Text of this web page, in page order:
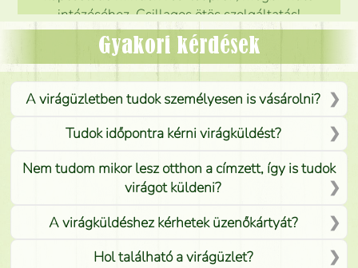
intézéséhez. Csillagos ötös szolgáltatás!
Mónika
Gyakori kérdések
A virágüzletben tudok személyesen is vásárolni?
Tudok időpontra kérni virágküldést?
Nem tudom mikor lesz otthon a címzett, így is tudok
virágot küldeni?
A virágküldéshez kérhetek üzenőkártyát?
Hol található a virágüzlet?